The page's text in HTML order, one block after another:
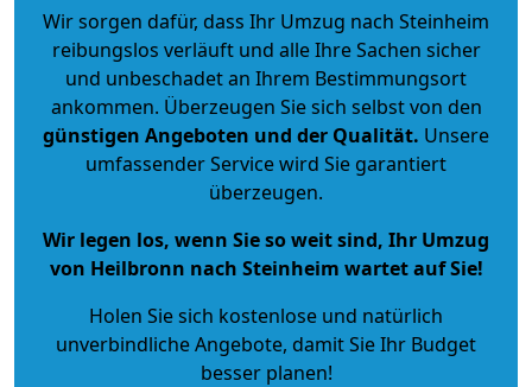
Wir sorgen dafür, dass Ihr Umzug nach Steinheim
reibungslos verläuft und alle Ihre Sachen sicher
und unbeschadet an Ihrem Bestimmungsort
ankommen. Überzeugen Sie sich selbst von den
günstigen Angeboten und der Qualität. Unsere
umfassender Service wird Sie garantiert
überzeugen.
Wir legen los, wenn Sie so weit sind, Ihr Umzug
von Heilbronn nach Steinheim wartet auf Sie!
Holen Sie sich kostenlose und natürlich
unverbindliche Angebote, damit Sie Ihr Budget
besser planen!